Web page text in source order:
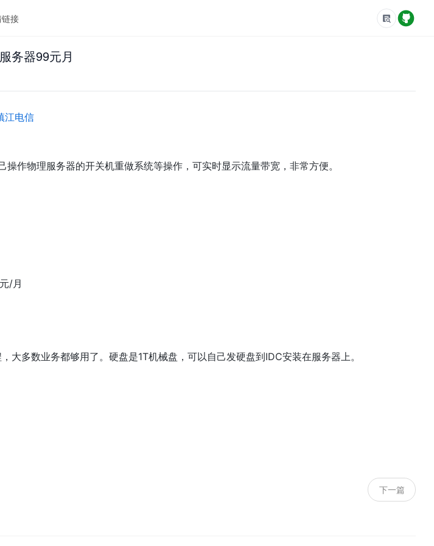
接
务器99元月
江电信
作物理服务器的开关机重做系统等操作，可实时显示流量带宽，非常方便。
/月
多数业务都够用了。硬盘是1T机械盘，可以自己发硬盘到IDC安装在服务器上。
下一篇